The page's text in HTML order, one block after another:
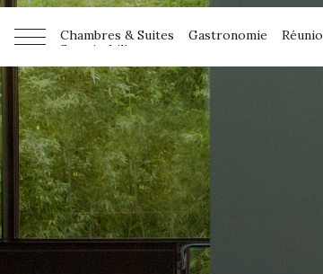
Chambres & Suites Gastronomie
Sustainability